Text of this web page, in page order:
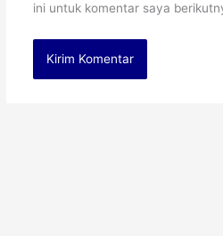
ini untuk komentar saya